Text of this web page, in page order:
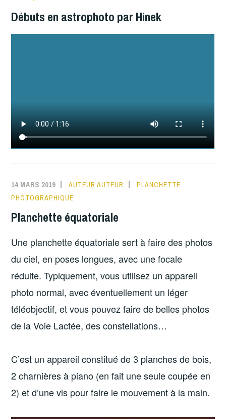
Débuts en astrophoto par Hinek
14 MARS 2019 AUTEUR AUTEUR
PLANCHETTE
PHOTOGRAPHIQUE
Planchette équatoriale
Une planchette équatoriale sert à faire des photos
du ciel, en poses longues, avec une focale
réduite. Typiquement, vous utilisez un appareil
photo normal, avec éventuellement un léger
téléobjectif, et vous pouvez faire de belles photos
de la Voie Lactée, des constellations…
C’est un appareil constitué de 3 planches de bois,
2 charnières à piano (en fait une seule coupée en
2) et d’une vis pour faire le mouvement à la main.